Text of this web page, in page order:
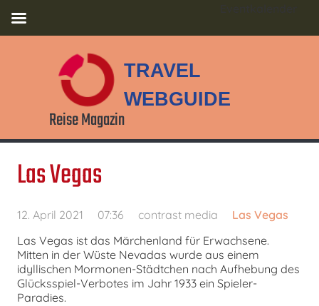
TRAVEL
WEBGUIDE
Reise Magazin
Las Vegas
12. April 2021 07:36 contrast media
Las Vegas
Las Vegas ist das Märchenland für Erwachsene.
Mitten in der Wüste Nevadas wurde aus einem
idyllischen Mormonen-Städtchen nach Aufhebung des
Glücksspiel-Verbotes im Jahr 1933 ein Spieler-
Paradies.